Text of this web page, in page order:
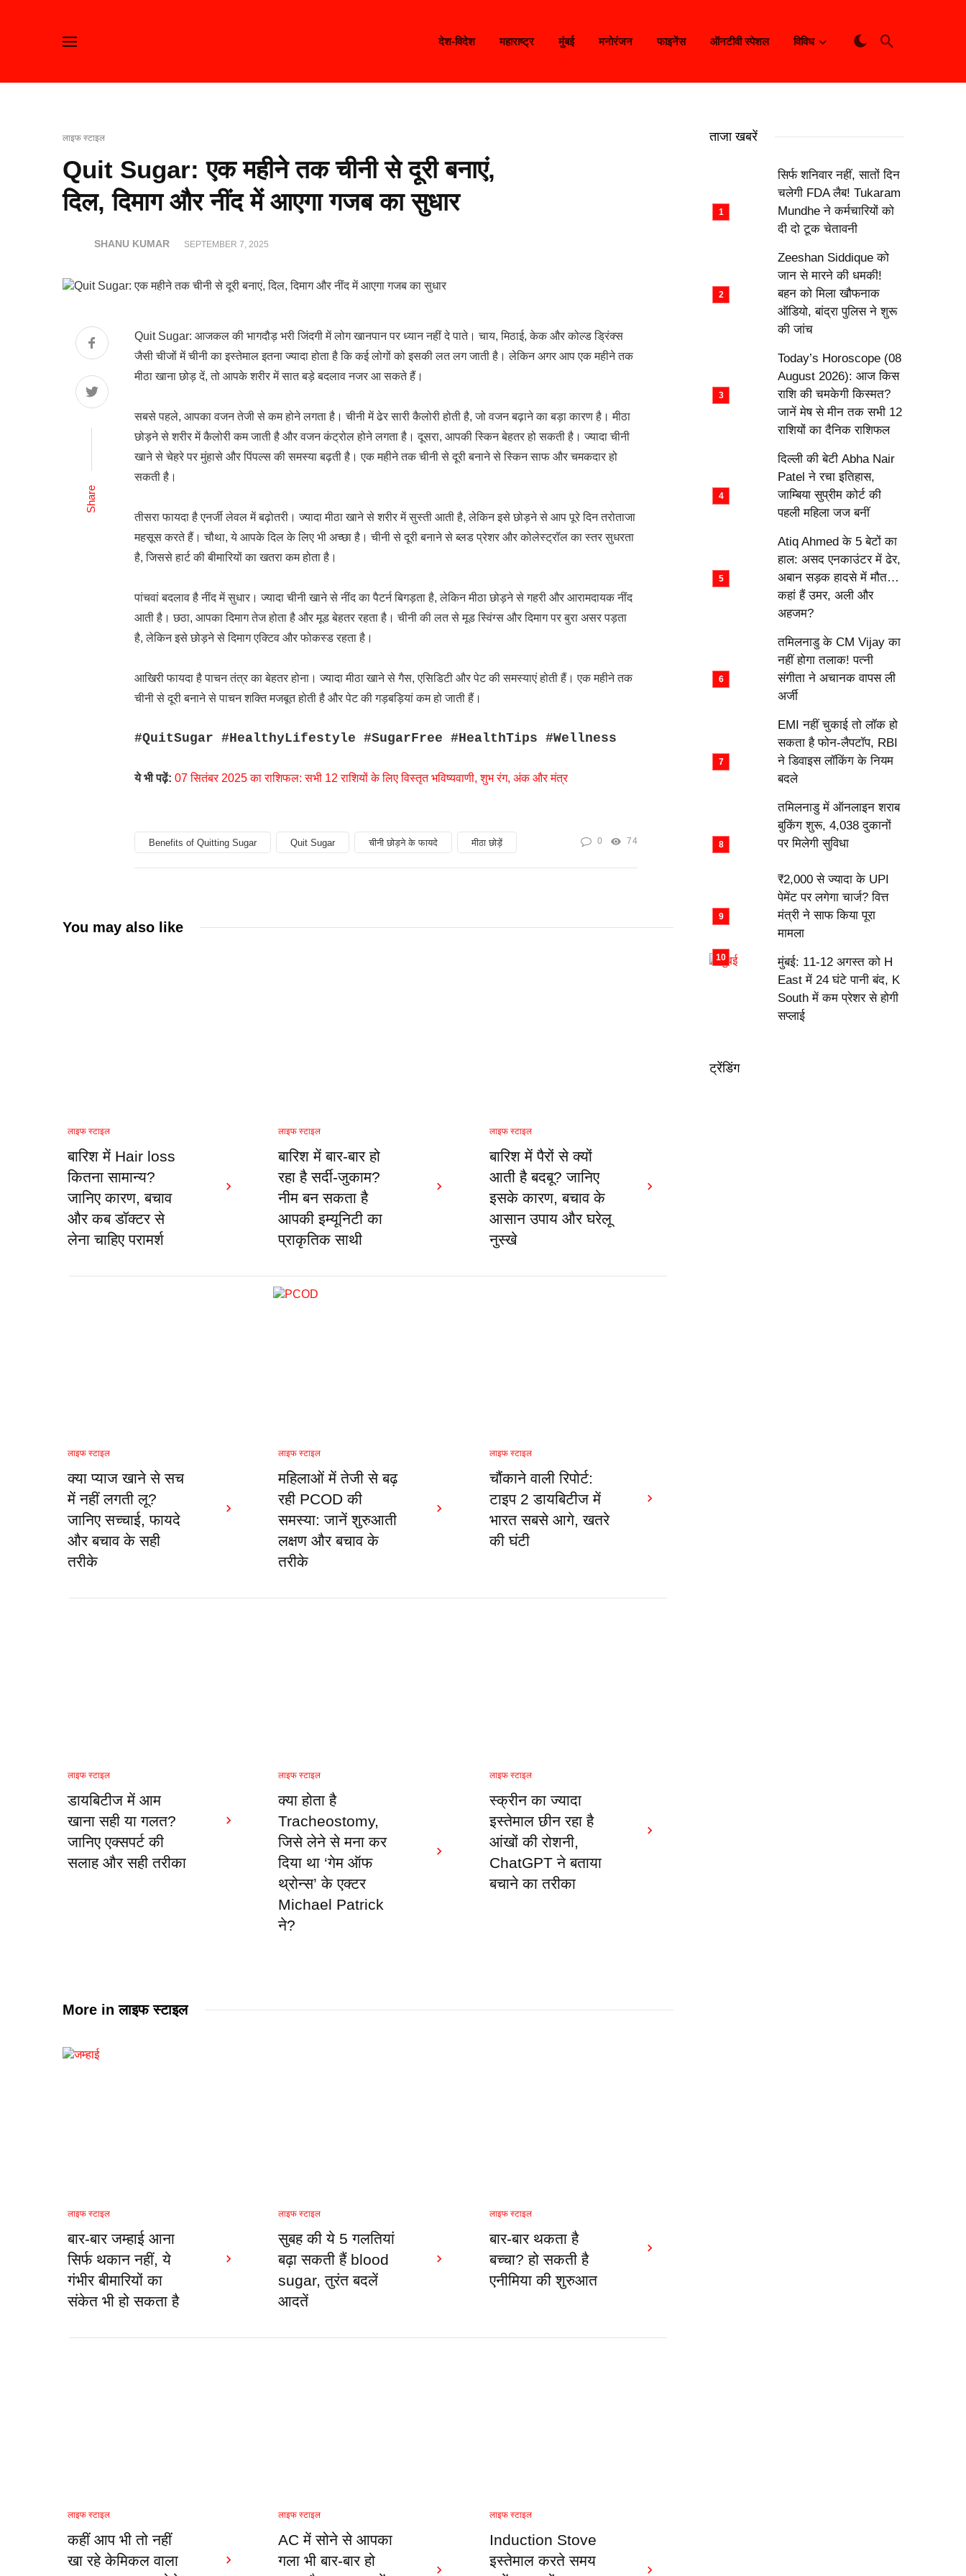
देश-विदेश महाराष्ट्र मुंबई मनोरंजन फाइनेंस ऑनटीवी स्पेशल विविध
लाइफ स्टाइल
Quit Sugar: एक महीने तक चीनी से दूरी बनाएं,
दिल, दिमाग और नींद में आएगा गजब का सुधार
SHANU KUMAR SEPTEMBER 7, 2025
Share
Quit Sugar: आजकल की भागदौड़ भरी जिंदगी में लोग खानपान पर ध्यान नहीं दे पाते। चाय, मिठाई, केक और कोल्ड ड्रिंक्स
जैसी चीजों में चीनी का इस्तेमाल इतना ज्यादा होता है कि कई लोगों को इसकी लत लग जाती है। लेकिन अगर आप एक महीने तक
मीठा खाना छोड़ दें, तो आपके शरीर में सात बड़े बदलाव नजर आ सकते हैं।
सबसे पहले, आपका वजन तेजी से कम होने लगता है। चीनी में ढेर सारी कैलोरी होती है, जो वजन बढ़ाने का बड़ा कारण है। मीठा
छोड़ने से शरीर में कैलोरी कम जाती है और वजन कंट्रोल होने लगता है। दूसरा, आपकी स्किन बेहतर हो सकती है। ज्यादा चीनी
खाने से चेहरे पर मुंहासे और पिंपल्स की समस्या बढ़ती है। एक महीने तक चीनी से दूरी बनाने से स्किन साफ और चमकदार हो
सकती है।
तीसरा फायदा है एनर्जी लेवल में बढ़ोतरी। ज्यादा मीठा खाने से शरीर में सुस्ती आती है, लेकिन इसे छोड़ने से आप पूरे दिन तरोताजा
महसूस करते हैं। चौथा, ये आपके दिल के लिए भी अच्छा है। चीनी से दूरी बनाने से ब्लड प्रेशर और कोलेस्ट्रॉल का स्तर सुधरता
है, जिससे हार्ट की बीमारियों का खतरा कम होता है।
पांचवां बदलाव है नींद में सुधार। ज्यादा चीनी खाने से नींद का पैटर्न बिगड़ता है, लेकिन मीठा छोड़ने से गहरी और आरामदायक नींद
आती है। छठा, आपका दिमाग तेज होता है और मूड बेहतर रहता है। चीनी की लत से मूड स्विंग्स और दिमाग पर बुरा असर पड़ता
है, लेकिन इसे छोड़ने से दिमाग एक्टिव और फोकस्ड रहता है।
आखिरी फायदा है पाचन तंत्र का बेहतर होना। ज्यादा मीठा खाने से गैस, एसिडिटी और पेट की समस्याएं होती हैं। एक महीने तक
चीनी से दूरी बनाने से पाचन शक्ति मजबूत होती है और पेट की गड़बड़ियां कम हो जाती हैं।
#QuitSugar #HealthyLifestyle #SugarFree #HealthTips #Wellness
ये भी पढ़ें: 07 सितंबर 2025 का राशिफल: सभी 12 राशियों के लिए विस्तृत भविष्यवाणी, शुभ रंग, अंक और मंत्र
Benefits of Quitting Sugar Quit Sugar चीनी छोड़ने के फायदे मीठा छोड़ें 0 74
You may also like
लाइफ स्टाइल
बारिश में Hair loss
कितना सामान्य?
जानिए कारण, बचाव
और कब डॉक्टर से
लेना चाहिए परामर्श
लाइफ स्टाइल
बारिश में बार-बार हो
रहा है सर्दी-जुकाम?
नीम बन सकता है
आपकी इम्यूनिटी का
प्राकृतिक साथी
लाइफ स्टाइल
बारिश में पैरों से क्यों
आती है बदबू? जानिए
इसके कारण, बचाव के
आसान उपाय और घरेलू
नुस्खे
लाइफ स्टाइल
क्या प्याज खाने से सच
में नहीं लगती लू?
जानिए सच्चाई, फायदे
और बचाव के सही
तरीके
लाइफ स्टाइल
महिलाओं में तेजी से बढ़
रही PCOD की
समस्या: जानें शुरुआती
लक्षण और बचाव के
तरीके
लाइफ स्टाइल
चौंकाने वाली रिपोर्ट:
टाइप 2 डायबिटीज में
भारत सबसे आगे, खतरे
की घंटी
लाइफ स्टाइल
डायबिटीज में आम
खाना सही या गलत?
जानिए एक्सपर्ट की
सलाह और सही तरीका
लाइफ स्टाइल
क्या होता है
Tracheostomy,
जिसे लेने से मना कर
दिया था ‘गेम ऑफ
थ्रोन्स’ के एक्टर
Michael Patrick
ने?
लाइफ स्टाइल
स्क्रीन का ज्यादा
इस्तेमाल छीन रहा है
आंखों की रोशनी,
ChatGPT ने बताया
बचाने का तरीका
More inलाइफ स्टाइल
लाइफ स्टाइल
बार-बार जम्हाई आना
सिर्फ थकान नहीं, ये
गंभीर बीमारियों का
संकेत भी हो सकता है
लाइफ स्टाइल
सुबह की ये 5 गलतियां
बढ़ा सकती हैं blood
sugar, तुरंत बदलें
आदतें
लाइफ स्टाइल
बार-बार थकता है
बच्चा? हो सकती है
एनीमिया की शुरुआत
लाइफ स्टाइल
कहीं आप भी तो नहीं
खा रहे केमिकल वाला
लाइफ स्टाइल
AC में सोने से आपका
गला भी बार-बार हो
लाइफ स्टाइल
Induction Stove
इस्तेमाल करते समय
ताजा खबरें
सिर्फ शनिवार नहीं, सातों दिन
चलेगी FDA लैब! Tukaram
Mundhe ने कर्मचारियों को
दी दो टूक चेतावनी
Zeeshan Siddique को
जान से मारने की धमकी!
बहन को मिला खौफनाक
ऑडियो, बांद्रा पुलिस ने शुरू
की जांच
Today’s Horoscope (08
August 2026): आज किस
राशि की चमकेगी किस्मत?
जानें मेष से मीन तक सभी 12
राशियों का दैनिक राशिफल
दिल्ली की बेटी Abha Nair
Patel ने रचा इतिहास,
जाम्बिया सुप्रीम कोर्ट की
पहली महिला जज बनीं
Atiq Ahmed के 5 बेटों का
हाल: असद एनकाउंटर में ढेर,
अबान सड़क हादसे में मौत…
कहां हैं उमर, अली और
अहजम?
तमिलनाडु के CM Vijay का
नहीं होगा तलाक! पत्नी
संगीता ने अचानक वापस ली
अर्जी
EMI नहीं चुकाई तो लॉक हो
सकता है फोन-लैपटॉप, RBI
ने डिवाइस लॉकिंग के नियम
बदले
तमिलनाडु में ऑनलाइन शराब
बुकिंग शुरू, 4,038 दुकानों
पर मिलेगी सुविधा
₹2,000 से ज्यादा के UPI
पेमेंट पर लगेगा चार्ज? वित्त
मंत्री ने साफ किया पूरा
मामला
मुंबई: 11-12 अगस्त को H
East में 24 घंटे पानी बंद, K
South में कम प्रेशर से होगी
सप्लाई
ट्रेंडिंग